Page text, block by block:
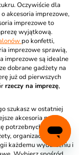
Oczywiście dla
akcesoria imprezowe,
imprezowe to
wyjątkową.
po konfetti,
imprezowe sprawią,
imprezowe są idealne
dobrane gadżety na
już od pierwszych
rzeczy na imprezę,
szukasz w ostatniej
akcesoria na
potrzebnych rzeczy. Z
organizacja będzie
każdemu wydarzeniu i